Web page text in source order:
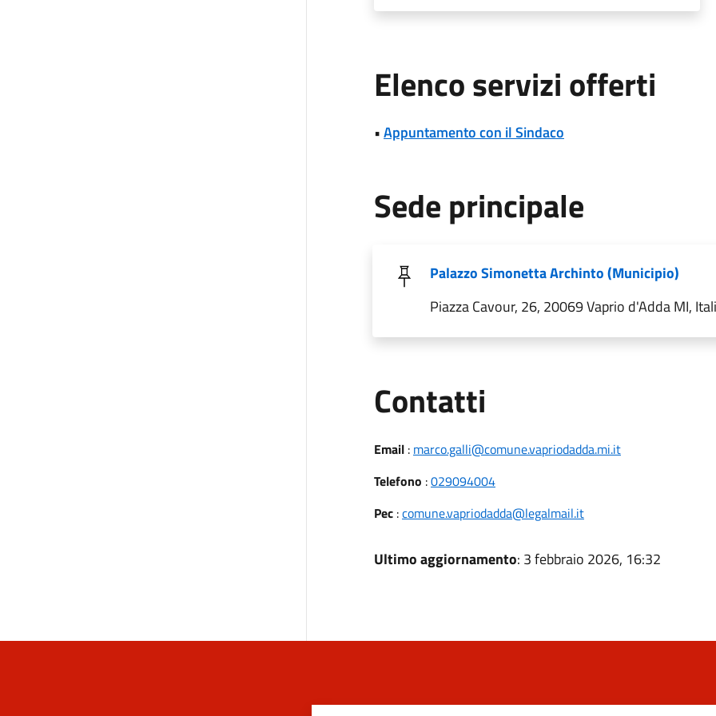
Elenco servizi offerti
•Appuntamento con il Sindaco
Sede principale
Palazzo Simonetta Archinto (Municipio)
Piazza Cavour, 26, 20069 Vaprio d'Adda MI,
Contatti
Email: marco.galli@comune.vapriodadda.mi.it
Telefono :029094004
Pec:comune.vapriodadda@legalmail.it
Ultimo aggiornamento: 3 febbraio 2026, 16:32